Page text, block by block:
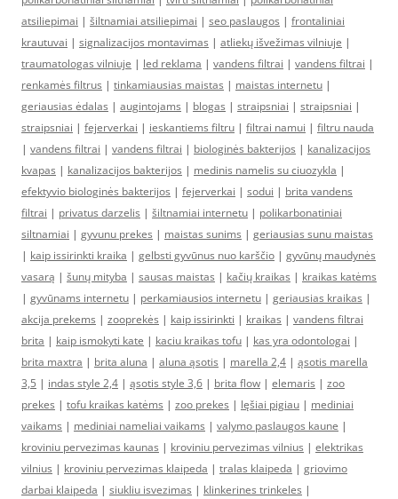
atsiliepimai | šiltnamiai atsiliepimai | seo paslaugos | frontaliniai
krautuvai | signalizacijos montavimas | atliekų išvežimas vilniuje |
traumatologas vilniuje | led reklama | vandens filtrai | vandens filtrai |
renkamės filtrus | tinkamiausias maistas | maistas internetu |
geriausias ėdalas | augintojams | blogas | straipsniai | straipsniai |
straipsniai | fejerverkai | ieskantiems filtru | filtrai namui | filtru nauda
| vandens filtrai | vandens filtrai | biologinės bakterijos | kanalizacijos
kvapas | kanalizacijos bakterijos | medinis namelis su ciuozykla |
efektyvio biologinės bakterijos | fejerverkai | sodui | brita vandens
filtrai | privatus darzelis | šiltnamiai internetu | polikarbonatiniai
siltnamiai | gyvunu prekes | maistas sunims | geriausias sunu maistas
| kaip issirinkti kraika | gelbsti gyvūnus nuo karščio | gyvūnų maudynės
vasarą | šunų mityba | sausas maistas | kačių kraikas | kraikas katėms
| gyvūnams internetu | perkamiausios internetu | geriausias kraikas |
akcija prekems | zooprekės | kaip issirinkti | kraikas | vandens filtrai
brita | kaip ismokyti kate | kaciu kraikas tofu | kas yra odontologai |
brita maxtra | brita aluna | aluna ąsotis | marella 2,4 | ąsotis marella
3,5 | indas style 2,4 | ąsotis style 3,6 | brita flow | elemaris | zoo
prekes | tofu kraikas katėms | zoo prekes | lęšiai pigiau | mediniai
vaikams | mediniai nameliai vaikams | valymo paslaugos kaune |
kroviniu pervezimas kaunas | kroviniu pervezimas vilnius | elektrikas
vilnius | kroviniu pervezimas klaipeda | tralas klaipeda | griovimo
darbai klaipeda | siukliu isvezimas | klinkerines trinkeles |